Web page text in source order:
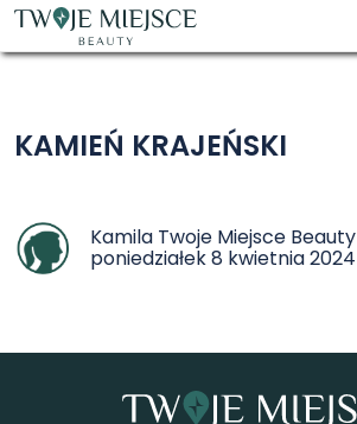
KAMIEŃ KRAJEŃSKI
Kamila Twoje Miejsce Beauty
poniedziałek 8 kwietnia 2024